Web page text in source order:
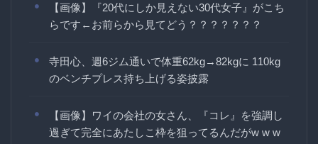
【画像】『20代にしか見えない30代女子』がこち
らです←お前らから見てどう？？？？？？？
寺田心、週6ジム通いで体重62kg→82kgに 110kg
のベンチプレス持ち上げる姿披露
【画像】ワイの会社の女さん、『コレ』を強調し
過ぎて完全にあたしこ枠を狙ってるんだがw w w